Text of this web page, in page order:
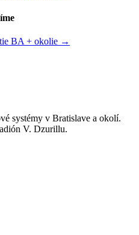
BA + okolie →
systémy v Bratislave a okolí.
V. Dzurillu.